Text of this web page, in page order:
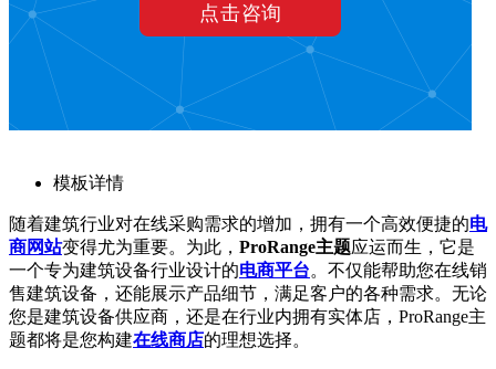
模板详情
随着建筑行业对在线采购需求的增加，拥有一个高效便捷的电
商网站变得尤为重要。为此， ProRange主题应运而生，它是
一个专为建筑设备行业设计的电商平台。不仅能帮助您在线销
售建筑设备，还能展示产品细节，满足客户的各种需求。无论
您是建筑设备供应商，还是在行业内拥有实体店，ProRange主
题都将是您构建在线商店的理想选择。